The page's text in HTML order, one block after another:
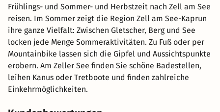
Frühlings- und Sommer- und Herbstzeit nach Zell am See
reisen. Im Sommer zeigt die Region Zell am See-Kaprun
ihre ganze Vielfalt: Zwischen Gletscher, Berg und See
locken jede Menge Sommeraktivitäten. Zu Fuß oder per
Mountainbike lassen sich die Gipfel und Aussichtspunkte
erobern. Am Zeller See finden Sie schöne Badestellen,
leihen Kanus oder Tretboote und finden zahlreiche
Einkehrmöglichkeiten.